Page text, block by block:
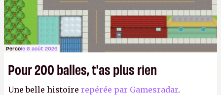
Percole 6 août 2026
Pour 200 balles, t'as plus rien
Une belle histoire repérée par Gamesradar.